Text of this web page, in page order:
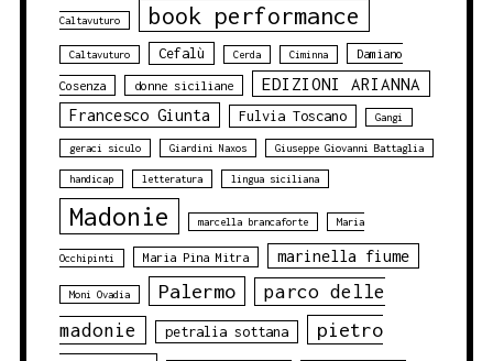
Caltavuturo book performance
Caltavuturo Cefalù Cerda Ciminna Damiano
Cosenza donne siciliane EDIZIONI ARIANNA
Francesco Giunta Fulvia Toscano Gangi
geraci siculo Giardini Naxos Giuseppe Giovanni Battaglia
handicap letteratura lingua siciliana
Madonie marcella brancaforte Maria
Occhipinti Maria Pina Mitra marinella fiume
Moni Ovadia Palermo
parco delle
madonie
petralia sottana
pietro